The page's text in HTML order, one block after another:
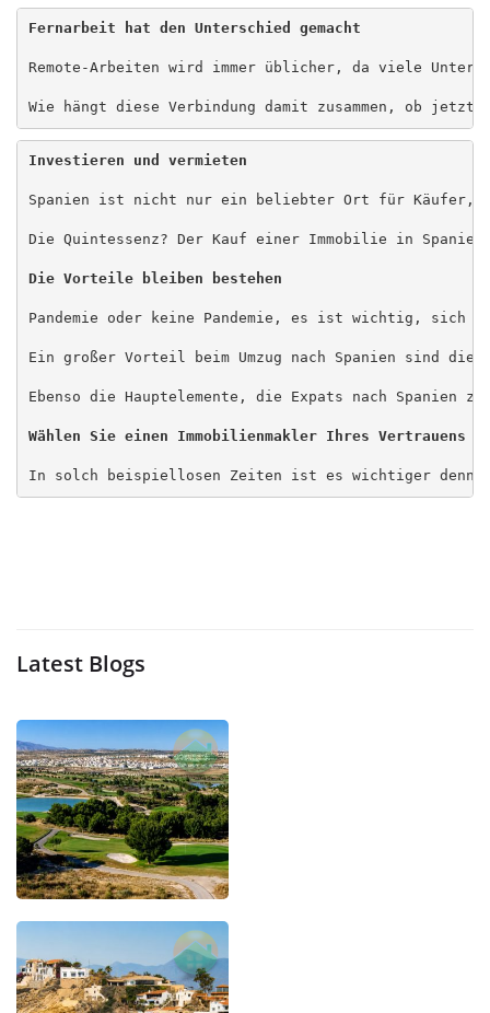
Fernarbeit hat den Unterschied gemacht
Remote-Arbeiten wird immer üblicher, da viele
Wie hängt diese Verbindung damit zusammen, ob
Investieren und vermieten
Spanien ist nicht nur ein beliebter Ort für Käufer,
Die Quintessenz? Der Kauf einer Immobilie in
Die Vorteile bleiben bestehen
Pandemie oder keine Pandemie, es ist wichtig, sich
Ein großer Vorteil beim Umzug nach Spanien sind
Wählen Sie einen Immobilienmakler Ihres Vertrauens
In solch beispiellosen Zeiten ist es wichtiger denn
Latest Blogs